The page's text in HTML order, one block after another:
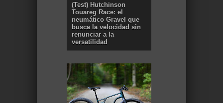
(Test) Hutchinson
Touareg Race: el
neumático Gravel que
busca la velocidad sin
renunciar a la
versatilidad